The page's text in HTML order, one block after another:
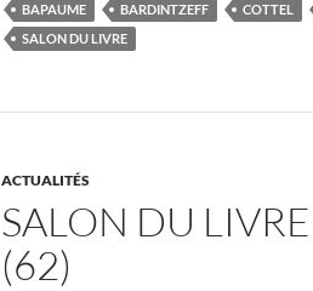
BAPAUME BARDINTZEFF COTTEL
SALON DU LIVRE
ACTUALITÉS
SALON DU
(62)